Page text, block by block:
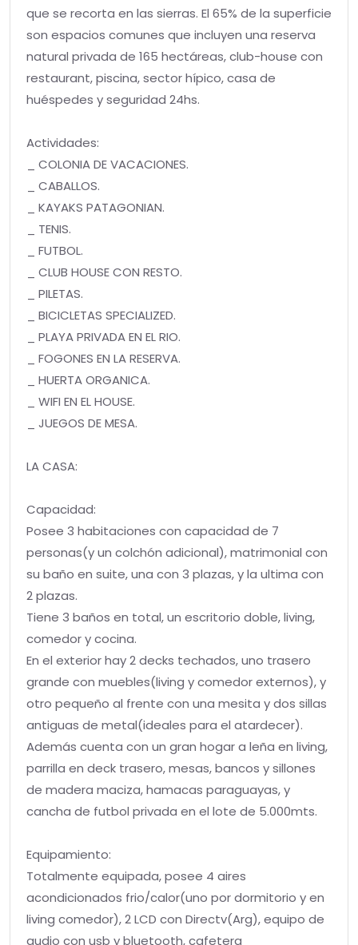
que se recorta en las sierras. El 65% de la superficie
son espacios comunes que incluyen una reserva
natural privada de 165 hectáreas, club-house con
restaurant, piscina, sector hípico, casa de
huéspedes y seguridad 24hs.
Actividades:
_ COLONIA DE VACACIONES.
_ CABALLOS.
_ KAYAKS PATAGONIAN.
_ TENIS.
_ FUTBOL.
_ CLUB HOUSE CON RESTO.
_ PILETAS.
_ BICICLETAS SPECIALIZED.
_ PLAYA PRIVADA EN EL RIO.
_ FOGONES EN LA RESERVA.
_ HUERTA ORGANICA.
_ WIFI EN EL HOUSE.
_ JUEGOS DE MESA.
LA CASA:
Capacidad:
Posee 3 habitaciones con capacidad de 7
personas(y un colchón adicional), matrimonial con
su baño en suite, una con 3 plazas, y la ultima con
2 plazas.
Tiene 3 baños en total, un escritorio doble, living,
comedor y cocina.
En el exterior hay 2 decks techados, uno trasero
grande con muebles(living y comedor externos), y
otro pequeño al frente con una mesita y dos sillas
antiguas de metal(ideales para el atardecer).
Además cuenta con un gran hogar a leña en living,
parrilla en deck trasero, mesas, bancos y sillones
de madera maciza, hamacas paraguayas, y
cancha de futbol privada en el lote de 5.000mts.
Equipamiento:
Totalmente equipada, posee 4 aires
acondicionados frio/calor(uno por dormitorio y en
living comedor), 2 LCD con Directv(Arg), equipo de
audio con usb y bluetooth, cafetera